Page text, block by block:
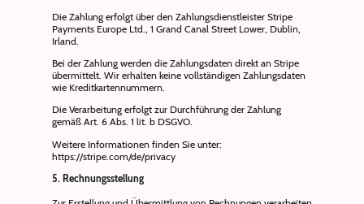
Die Zahlung erfolgt über den Zahlungsdienstleister Stripe
Payments Europe Ltd., 1 Grand Canal Street Lower, Dublin,
Irland.
Bei der Zahlung werden die Zahlungsdaten direkt an Stripe
übermittelt. Wir erhalten keine vollständigen Zahlungsdaten
wie Kreditkartennummern.
Die Verarbeitung erfolgt zur Durchführung der Zahlung
gemäß Art. 6 Abs. 1 lit. b DSGVO.
Weitere Informationen finden Sie unter:
https://stripe.com/de/privacy
5. Rechnungsstellung